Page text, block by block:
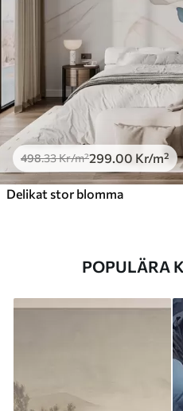
498.33Kr/m²299 .00 Kr/m²
Delikat stor blomma
POPULÄRA